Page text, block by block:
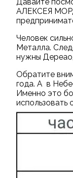
АЛЕКСЕЯ
Человек
Металла.
нужны
Обратите
года. А в
Именно это
использовать